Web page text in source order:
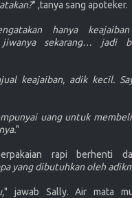
" ,tanya sang apoteker.
hanya
jiwanya sekarang… jadi
keajaiban, adik kecil.
uang untuk
"
rapi berhenti
yang dibutuhkan oleh
" jawab Sally. Air mata